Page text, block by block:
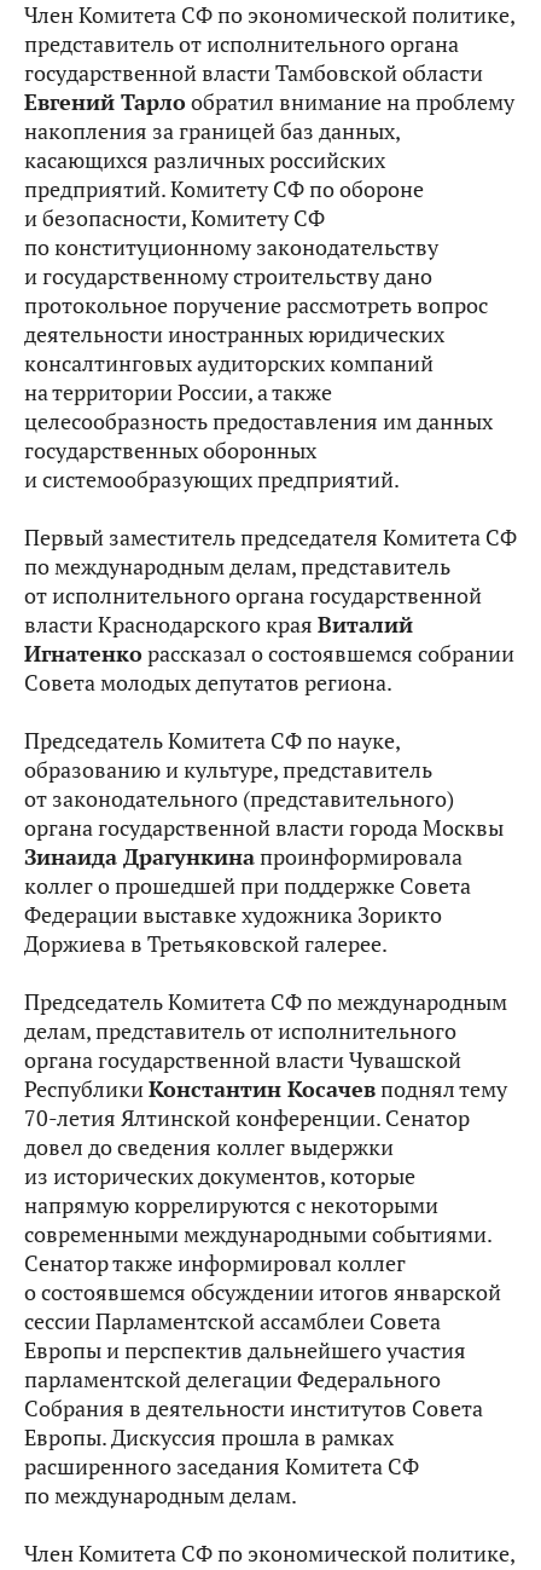
Член Комитета СФ по экономической политике,
представитель от исполнительного органа
государственной власти Тамбовской области
Евгений Тарлообратил внимание на проблему
накопления за границей баз данных,
касающихся различных российских
предприятий. Комитету СФ по обороне
и безопасности, Комитету СФ
по конституционному законодательству
и государственному строительству дано
протокольное поручение рассмотреть вопрос
деятельности иностранных юридических
консалтинговых аудиторских компаний
на территории России, а также
целесообразность предоставления им данных
государственных оборонных
и системообразующих предприятий.
Первый заместитель председателя Комитета СФ
по международным делам, представитель
от исполнительного органа государственной
власти Краснодарского края Виталий
Игнатенкорассказал о состоявшемся собрании
Совета молодых депутатов региона.
Председатель Комитета СФ по науке,
образованию и культуре, представитель
от законодательного (представительного)
органа государственной власти города Москвы
Зинаида Драгункинапроинформировала
коллег о прошедшей при поддержке Совета
Федерации выставке художника Зорикто
Доржиева в Третьяковской галерее.
Председатель Комитета СФ по международным
делам, представитель от исполнительного
органа государственной власти Чувашской
РеспубликиКонстантин Косачевподнял тему
70-летия Ялтинской конференции. Сенатор
довел до сведения коллег выдержки
из исторических документов, которые
напрямую коррелируются с некоторыми
современными международными событиями.
Сенатор также информировал коллег
о состоявшемся обсуждении итогов январской
сессии Парламентской ассамблеи Совета
Европы и перспектив дальнейшего участия
парламентской делегации Федерального
Собрания в деятельности институтов Совета
Европы. Дискуссия прошла в рамках
расширенного заседания Комитета СФ
по международным делам.
Член Комитета СФ по экономической политике,